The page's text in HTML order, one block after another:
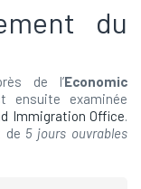
du
de l’Economic
ensuite examinée
Immigration Office.
de 5 jours ouvrables